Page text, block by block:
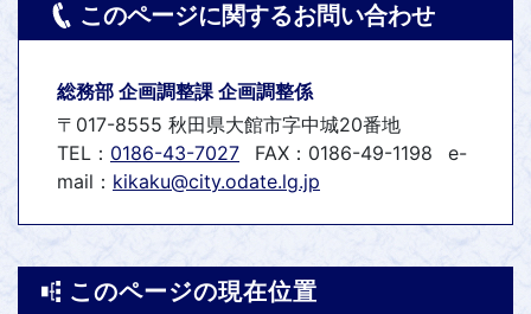
このページに関するお問い合わせ
総務部 企画調整課 企画調整係
〒017-8555 秋田県大館市字中城20番地
TEL： 0186-43-7027 FAX：0186-49-1198
e-
mail： kikaku@city.odate.lg.jp
このページの現在位置